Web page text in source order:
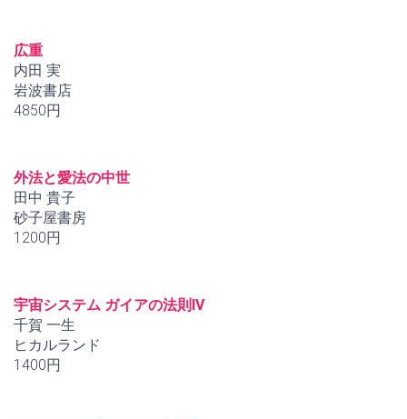
広重
内田 実
岩波書店
4850円
外法と愛法の中世
田中 貴子
砂子屋書房
1200円
宇宙システム ガイアの法則IV
千賀 一生
ヒカルランド
1400円